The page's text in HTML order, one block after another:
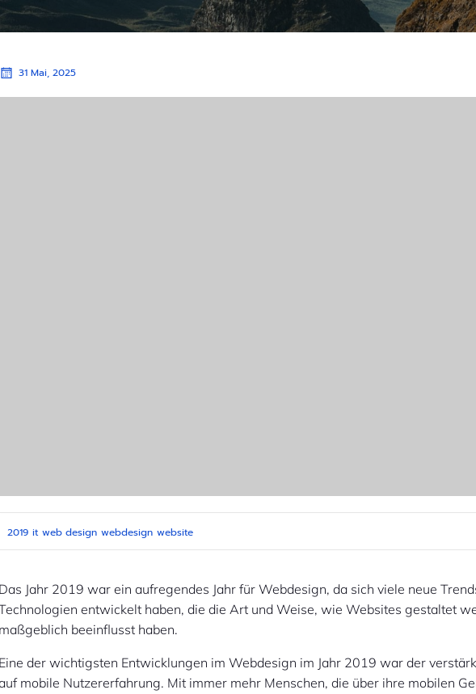
31 Mai, 2025
2019 it web design webdesign website
Das Jahr 2019 war ein aufregendes Jahr für Webdesign, da sich viele neue
entwickelt haben, die die Art und Weise, wie Websites gestaltet
maßgeblich beeinflusst haben.
Eine der wichtigsten Entwicklungen im Webdesign im Jahr 2019 war der
mobile Nutzererfahrung. Mit immer mehr Menschen, die über ihre mobilen